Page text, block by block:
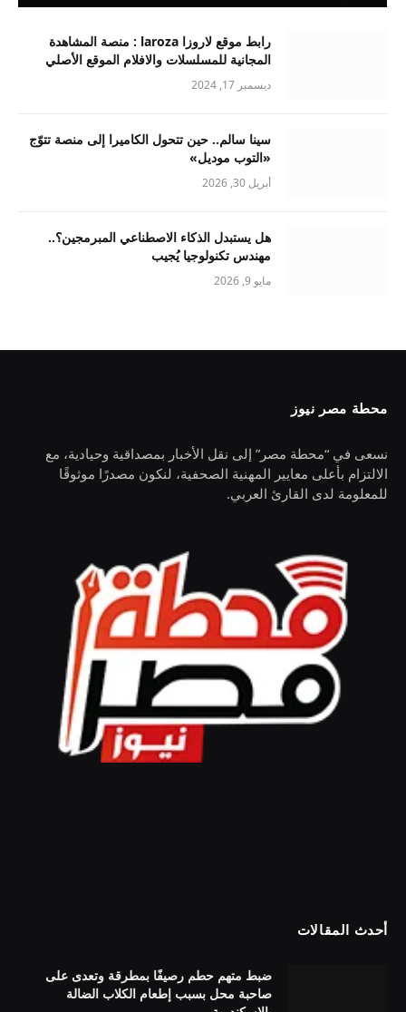
رابط موقع لاروزا laroza : منصة المشاهدة
المجانية للمسلسلات والافلام الموقع الأصلي
ديسمبر 17, 2024
سينا سالم.. حين تتحول الكاميرا إلى منصة تتوّج
«التوب موديل»
أبريل 30, 2026
هل يستبدل الذكاء الاصطناعي المبرمجين؟..
مهندس تكنولوجيا يُجيب
مايو 9, 2026
محطة مصر نيوز
نسعى في “محطة مصر” إلى نقل الأخبار بمصداقية وحيادية، مع
الالتزام بأعلى معايير المهنية الصحفية، لنكون مصدرًا موثوقًا
للمعلومة لدى القارئ العربي.
أحدث المقالات
ضبط متهم حطم رصيفًا بمطرقة وتعدى على
صاحبة محل بسبب إطعام الكلاب الضالة